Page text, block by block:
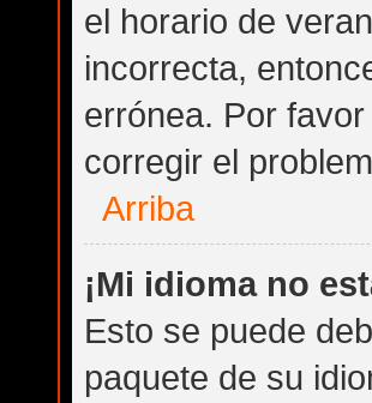
el horario de
incorrecta,
errónea. Por
corregir el
Arriba
¡Mi idioma no
Esto se puede
paquete de su